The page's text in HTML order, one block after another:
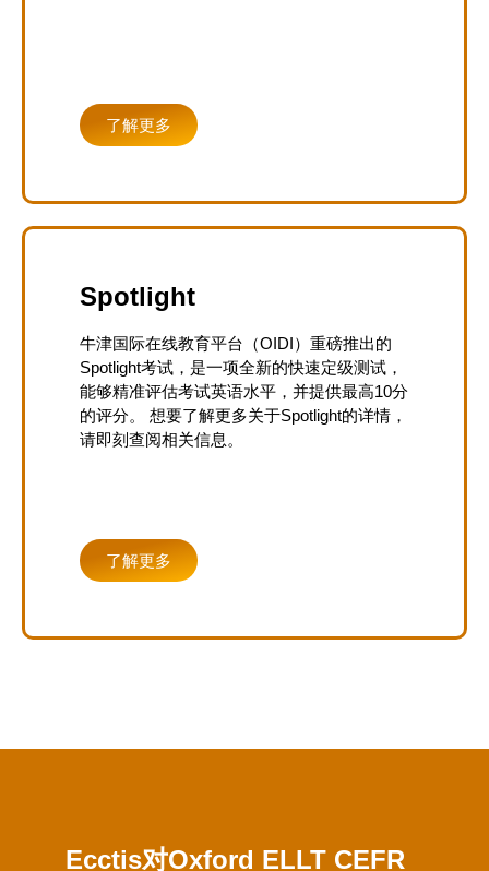
了解更多
Spotlight
牛津国际在线教育平台（OIDI）重磅推出的
Spotlight考试，是一项全新的快速定级测试，
能够精准评估考试英语水平，并提供最高10分
的评分。 想要了解更多关于Spotlight的详情，
请即刻查阅相关信息。
了解更多
Ecctis对Oxford ELLT CEFR